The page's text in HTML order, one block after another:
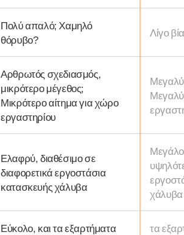
Πολύ απαλό; Χαμηλό
θόρυβο?
Λίγο
Αρθρωτός σχεδιασμός,
μικρότερο μέγεθος;
Μικρότερο αίτημα για χώρο
εργαστηρίου
Ελαφρύ, διαθέσιμο σε
διαφορετικά εργοστάσια
κατασκευής χάλυβα
χάλυβα
Εύκολο, και τα εξαρτήματα
τα